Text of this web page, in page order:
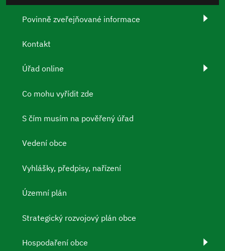
Povinně zveřejňované informace
Kontakt
Úřad online
Co mohu vyřídit zde
S čím musím na pověřený úřad
Vedení obce
Vyhlášky, předpisy, nařízení
Územní plán
Strategický rozvojový plán obce
Hospodaření obce